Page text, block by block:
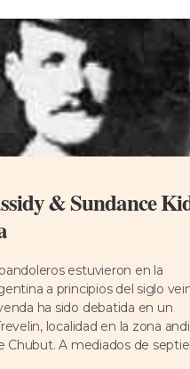
& Sundance
estuvieron en la
a principios del siglo
ha sido debatida en un
localidad en la zona
Chubut. A mediados de